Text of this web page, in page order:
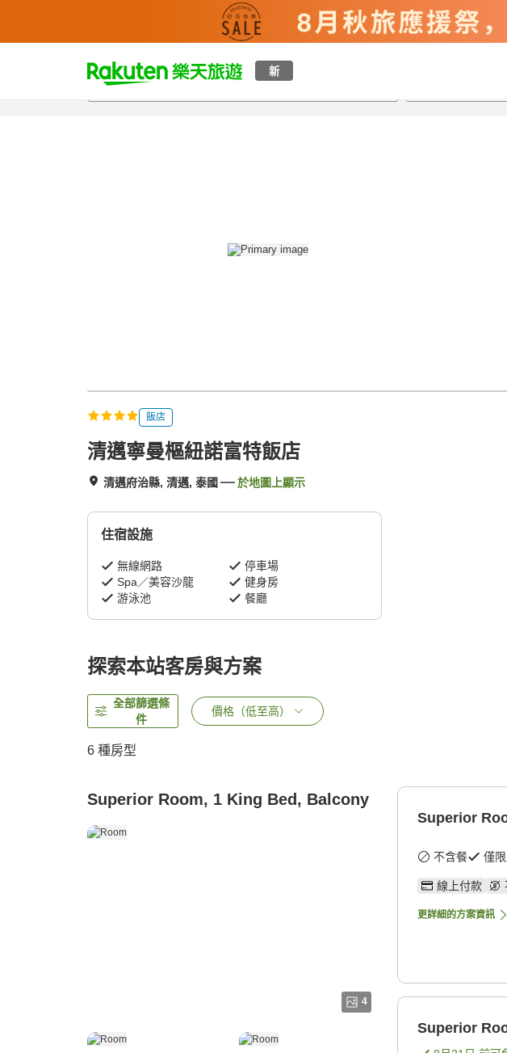
新
t
p
總覽客房與方案評語設施
飯店
清邁寧曼樞紐諾富特飯店
清邁府治縣, 清邁, 泰國 於地圖上顯示
住宿設施
無線網路
停車場
Spa／美容沙龍
健身房
游泳池
餐廳
探索本站客房與方案
全部篩選條
件
價格（低至高）
6 種房型
Superior Room, 1 King Bed, Balcony
4
Superior
不含餐 僅
線上付款
更詳細的方案資訊
Superior